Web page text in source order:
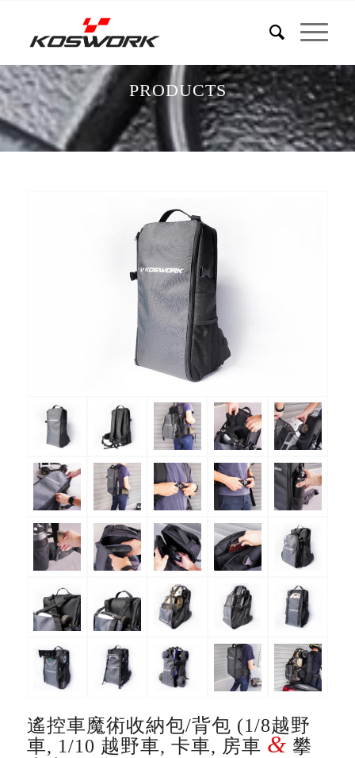
PRODUCTS
遙控車魔術收納包/背包 (1/8越野
車, 1/10 越野車, 卡車, 房車 & 攀